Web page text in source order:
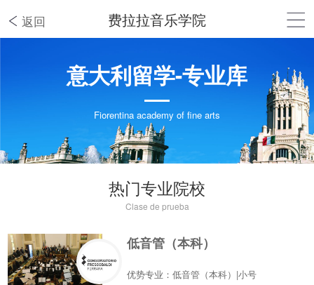
返回 费拉拉音乐学院
意大利留学-专业库
Fiorentina academy of fine arts
热门专业院校
Clase de prueba
低音管（本科）
优势专业：低音管（本科）|小号